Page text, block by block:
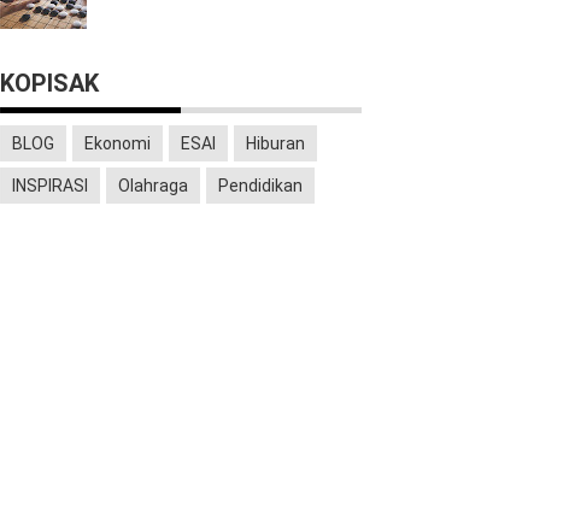
KOPISAK
BLOG Ekonomi ESAI Hiburan
INSPIRASI Olahraga Pendidikan